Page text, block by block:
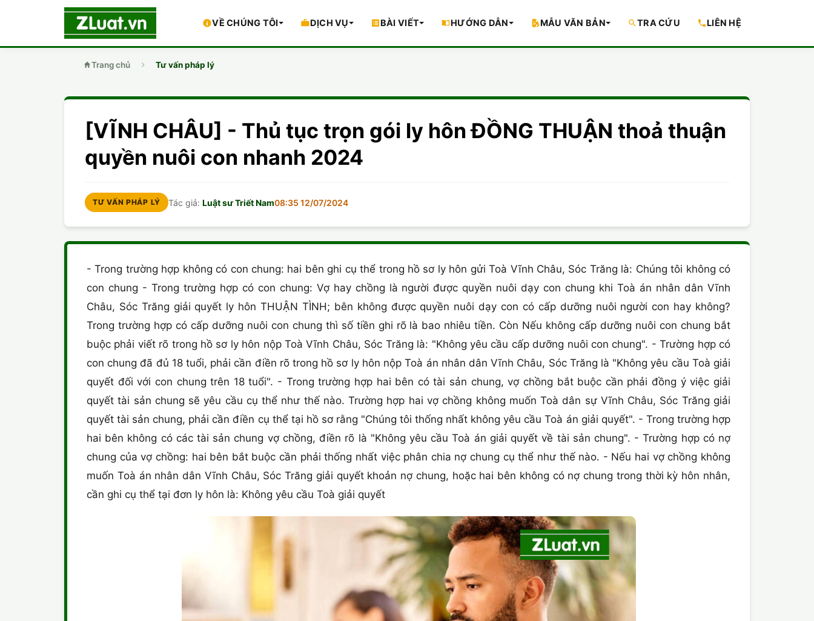
VỀ CHÚNG TÔI DỊCH VỤ BÀI VIẾT HƯỚNG DẪN MẪU VĂN BẢN TRA CỨU LIÊN HỆ
Trang chủ Tư vấn pháp lý
[VĨNH CHÂU] - Thủ tục trọn gói ly hôn ĐỒNG THUẬN thoả thuận
quyền nuôi con nhanh 2024
TƯ VẤN PHÁP LÝ Tác giả:Luật sư Triết Nam08:35 12/07/2024
- Trong trường hợp không có con chung: hai bên ghi cụ thể trong hồ sơ ly hôn gửi Toà Vĩnh Châu, Sóc Trăng là: Chúng tôi không có
con chung - Trong trường hợp có con chung: Vợ hay chồng là người được quyền nuôi dạy con chung khi Toà án nhân dân Vĩnh
Châu, Sóc Trăng giải quyết ly hôn THUẬN TÌNH; bên không được quyền nuôi dạy con có cấp dưỡng nuôi người con hay không?
Trong trường hợp có cấp dưỡng nuôi con chung thì số tiền ghi rõ là bao nhiêu tiền. Còn Nếu không cấp dưỡng nuôi con chung bắt
buộc phải viết rõ trong hồ sơ ly hôn nộp Toà Vĩnh Châu, Sóc Trăng là: "Không yêu cầu cấp dưỡng nuôi con chung". - Trường hợp có
con chung đã đủ 18 tuổi, phải cần điền rõ trong hồ sơ ly hôn nộp Toà án nhân dân Vĩnh Châu, Sóc Trăng là "Không yêu cầu Toà giải
quyết đối với con chung trên 18 tuổi". - Trong trường hợp hai bên có tài sản chung, vợ chồng bắt buộc cần phải đồng ý việc giải
quyết tài sản chung sẽ yêu cầu cụ thể như thế nào. Trường hợp hai vợ chồng không muốn Toà dân sự Vĩnh Châu, Sóc Trăng giải
quyết tài sản chung, phải cần điền cụ thể tại hồ sơ rằng "Chúng tôi thống nhất không yêu cầu Toà án giải quyết". - Trong trường hợp
hai bên không có các tài sản chung vợ chồng, điền rõ là "Không yêu cầu Toà án giải quyết về tài sản chung". - Trường hợp có nợ
chung của vợ chồng: hai bên bắt buộc cần phải thống nhất việc phân chia nợ chung cụ thể như thế nào. - Nếu hai vợ chồng không
muốn Toà án nhân dân Vĩnh Châu, Sóc Trăng giải quyết khoản nợ chung, hoặc hai bên không có nợ chung trong thời kỳ hôn nhân,
cần ghi cụ thể tại đơn ly hôn là: Không yêu cầu Toà giải quyết